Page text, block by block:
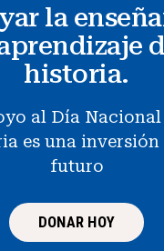
la
historia.
al Día Nacional
es una inversión
futuro
DONAR HOY